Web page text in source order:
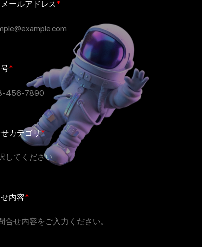
ールアドレス*
*
カテゴリ*
内容*